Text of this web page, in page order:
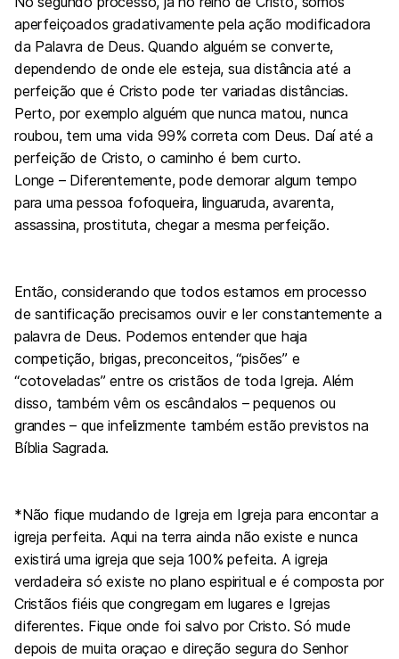
aperfeiçoados gradativamente pela ação modificadora
da Palavra de Deus. Quando alguém se converte,
dependendo de onde ele esteja, sua distância até a
perfeição que é Cristo pode ter variadas distâncias.
Perto, por exemplo alguém que nunca matou, nunca
roubou, tem uma vida 99% correta com Deus. Daí até a
perfeição de Cristo, o caminho é bem curto.
Longe – Diferentemente, pode demorar algum tempo
para uma pessoa fofoqueira, linguaruda, avarenta,
assassina, prostituta, chegar a mesma perfeição.
Então, considerando que todos estamos em processo
de santificação precisamos ouvir e ler constantemente a
palavra de Deus. Podemos entender que haja
competição, brigas, preconceitos, “pisões” e
“cotoveladas” entre os cristãos de toda Igreja. Além
disso, também vêm os escândalos – pequenos ou
grandes – que infelizmente também estão previstos na
Bíblia Sagrada.
*Não fique mudando de Igreja em Igreja para encontar a
igreja perfeita. Aqui na terra ainda não existe e nunca
existirá uma igreja que seja 100% pefeita. A igreja
verdadeira só existe no plano espiritual e é composta por
Cristãos fiéis que congregam em lugares e Igrejas
diferentes. Fique onde foi salvo por Cristo. Só mude
depois de muita oraçao e direção segura do Senhor